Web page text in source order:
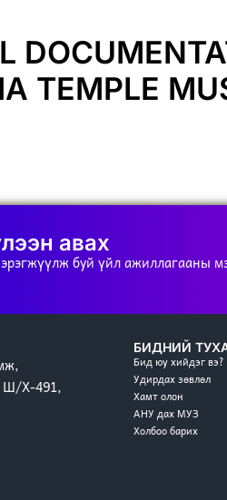
TEMPLE
авах
буй үйл ажиллагааны
Ш/Х-491,
БИДНИЙ
Бид юу хийдэг вэ?
Удирдах зөвлөл
Хамт олон
АНУ дах МУЗ
Холбоо барих